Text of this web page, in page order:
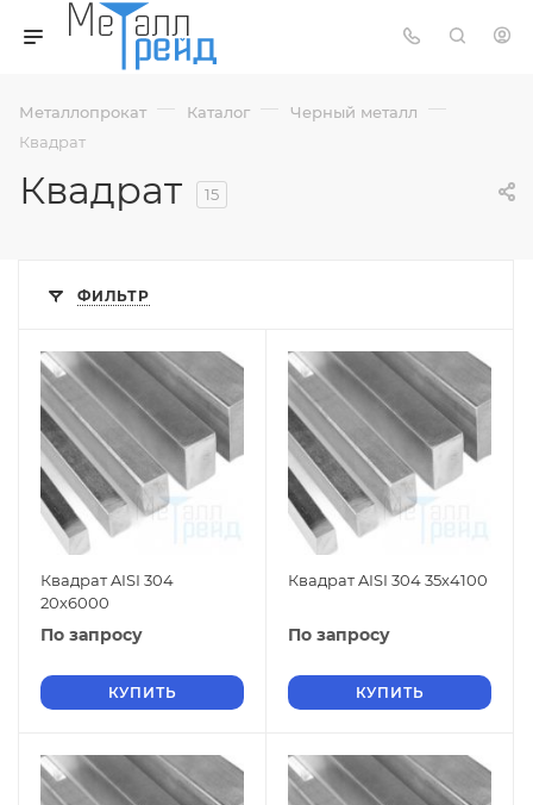
Металлопрокат — Каталог — Черный металл —
Квадрат
Квадрат 15
ФИЛЬТР
Квадрат AISI 304
20х6000
По запросу
КУПИТЬ
Квадрат AISI 304 35х4100
По запросу
КУПИТЬ